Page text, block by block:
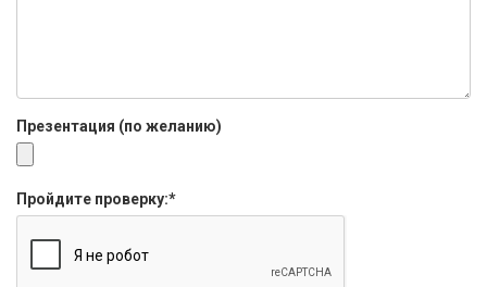
Презентация (по желанию)
Пройдите проверку:*